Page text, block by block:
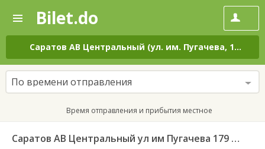
—
Поиск
и
покупка
билетов
на
автобус
онлайн
Bilet.do
Саратов АВ Центральный (ул. им. Пугачева, 179 А)
По времени отправления
Время отправления и прибытия местное
Саратов АВ Центральный ул им Пугачева 179 А — Балашов (Привокзальная площадь 7) 603-1